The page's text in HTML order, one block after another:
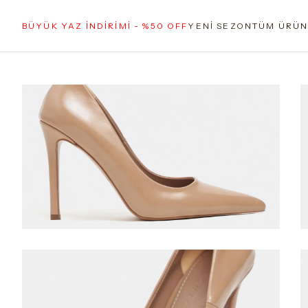
BÜYÜK YAZ İNDİRİMİ - %50 OFF YENİ SEZONTÜM